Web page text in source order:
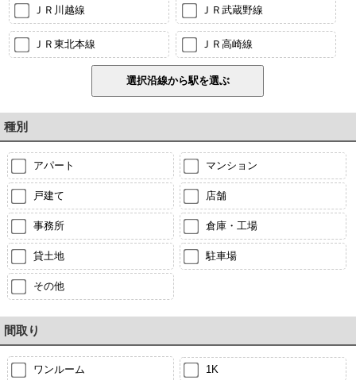
ＪＲ川越線 ＪＲ武蔵野線
ＪＲ東北本線 ＪＲ高崎線
種別
アパート マンション
戸建て 店舗
事務所 倉庫・工場
貸土地 駐車場
その他
間取り
ワンルーム 1K